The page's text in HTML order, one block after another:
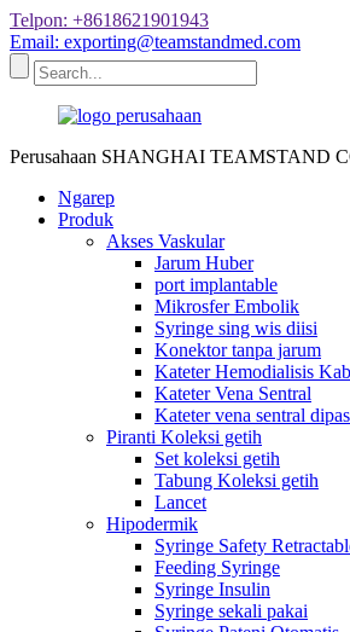
Telpon: +8618621901943
Email: exporting@teamstandmed.com
Perusahaan SHANGHAI TEAMSTAND
Ngarep
Produk
Akses Vaskular
Jarum Huber
port implantable
Mikrosfer Embolik
Syringe sing wis diisi
Konektor tanpa jarum
Kateter Hemodialisis Kab
Kateter Vena Sentral
Kateter vena sentral
Piranti Koleksi getih
Set koleksi getih
Tabung Koleksi getih
Lancet
Hipodermik
Syringe Safety
Feeding Syringe
Syringe Insulin
Syringe sekali pakai